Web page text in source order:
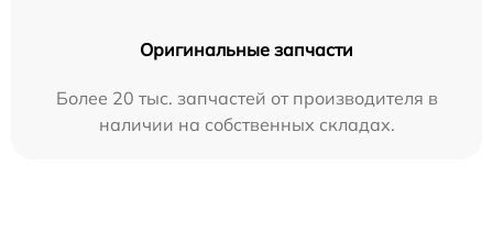
Оригинальные запчасти
Более 20 тыс. запчастей от производителя в
наличии на собственных складах.